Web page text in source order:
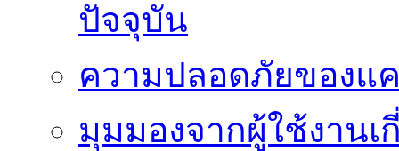
ปัจจุบัน
ความปลอดภัยของแ
มุมมองจากผู้ใช้งาน